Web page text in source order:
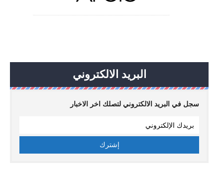
البريد الالكتروني
سجل في البريد الالكتروني لتصلك اخر الاخبار